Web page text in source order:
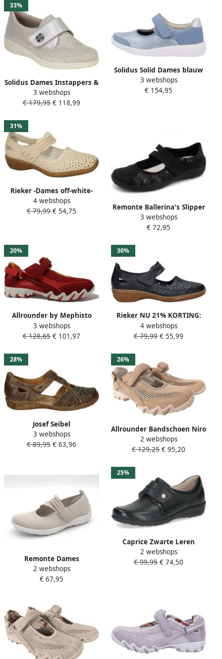
33%
Solidus Dames Instappers &
Ballerina's Kate Astratto
Perl Platina
3 webshops
€ 179,95 € 118,99
Solidus Solid Dames blauw
licht ballerina's &
mocassins
3 webshops
€ 154,95
31%
Rieker -Dames off-white-
crÈme-ivoorkleur ballerina's
& mocassins
4 webshops
€ 79,99 € 54,75
Remonte Ballerina's Slipper
instapschoen slip-on
sneaker met subtiele
3 webshops
€ 72,95
20%
Allrounder by Mephisto
Allrounder Bandschoen Niro
Rood Suède 4½ 37½
3 webshops
€ 128,65 € 101,97
30%
Rieker NU 21% KORTING:
klittenbandschoenen met
klittenbandriempjes
4 webshops
€ 79,99 € 55,99
28%
Josef Seibel
Klittenbandschoenen
ROSALIE 29 gespschoen
3 webshops
€ 89,95 € 63,96
26%
Allrounder Bandschoen Niro
Papyrus Nimbus Cloud
Zand
2 webshops
€ 129,25 € 95,20
Remonte Dames
Bandschoen R3519-60
Lichtbeige
2 webshops
€ 67,95
25%
Caprice Zwarte Leren
Dames Bandschoenen
Zwart
2 webshops
€ 99,95 € 74,50